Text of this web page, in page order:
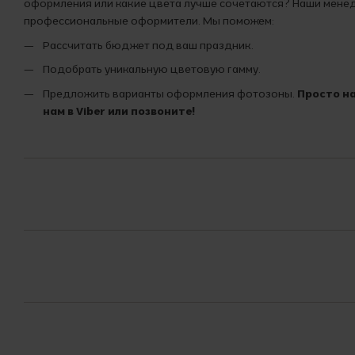
оформления или какие цвета лучше сочетаются? Наши
профессиональные оформители. Мы поможем:
Рассчитать бюджет под ваш праздник.
Подобрать уникальную цветовую гамму.
Предложить варианты оформления фотозоны. Просто
нам в Viber или позвоните!